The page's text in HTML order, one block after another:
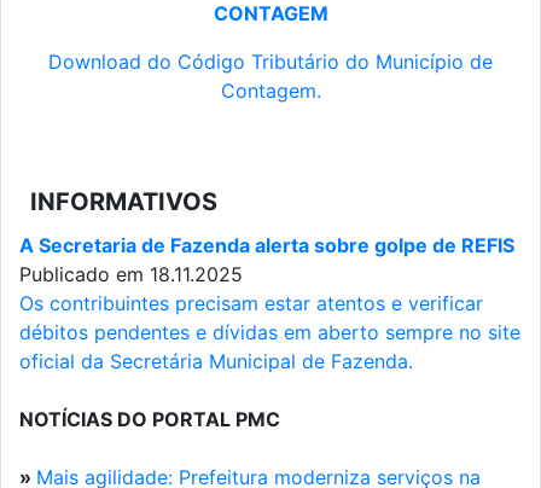
CONTAGEM
Download do Código Tributário do Município de
Contagem.
INFORMATIVOS
A Secretaria de Fazenda alerta sobre golpe de REFIS
Publicado em 18.11.2025
Os contribuintes precisam estar atentos e verificar
débitos pendentes e dívidas em aberto sempre no site
oficial da Secretária Municipal de Fazenda.
NOTÍCIAS DO PORTAL PMC
» Mais agilidade: Prefeitura moderniza serviços na